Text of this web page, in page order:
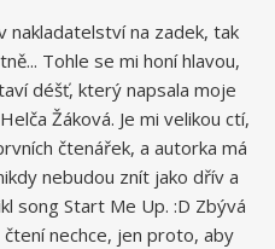
nakladatelství na zadek, tak
Tohle se mi honí hlavou,
déšť, který napsala moje
Žáková. Je mi velikou ctí,
čtenářek, a autorka má
nebudou znít jako dřív a
song Start Me Up. :D Zbývá
nechce, jen proto, aby